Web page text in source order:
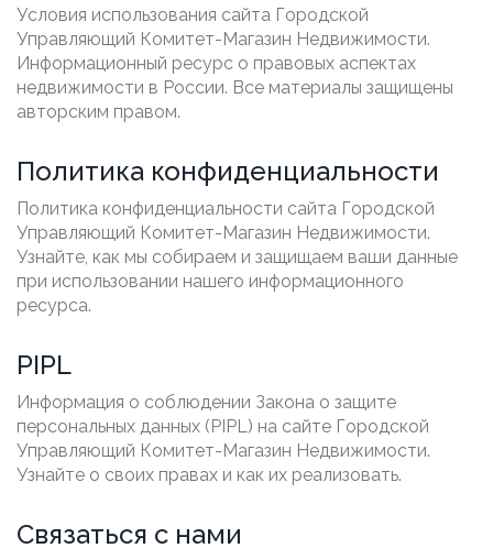
Условия использования сайта Городской
Управляющий Комитет-Магазин Недвижимости.
Информационный ресурс о правовых аспектах
недвижимости в России. Все материалы защищены
авторским правом.
Политика конфиденциальности
Политика конфиденциальности сайта Городской
Управляющий Комитет-Магазин Недвижимости.
Узнайте, как мы собираем и защищаем ваши данные
при использовании нашего информационного
ресурса.
PIPL
Информация о соблюдении Закона о защите
персональных данных (PIPL) на сайте Городской
Управляющий Комитет-Магазин Недвижимости.
Узнайте о своих правах и как их реализовать.
Связаться с нами